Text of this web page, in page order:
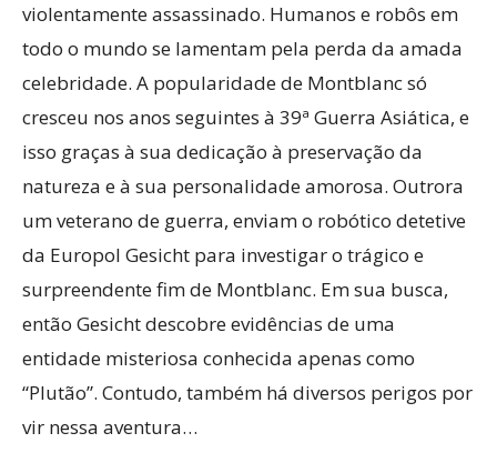
violentamente assassinado. Humanos e robôs em
todo o mundo se lamentam pela perda da amada
celebridade. A popularidade de Montblanc só
cresceu nos anos seguintes à 39ª Guerra Asiática, e
isso graças à sua dedicação à preservação da
natureza e à sua personalidade amorosa. Outrora
um veterano de guerra, enviam o robótico detetive
da Europol Gesicht para investigar o trágico e
surpreendente fim de Montblanc. Em sua busca,
então Gesicht descobre evidências de uma
entidade misteriosa conhecida apenas como
“Plutão”. Contudo, também há diversos perigos por
vir nessa aventura…